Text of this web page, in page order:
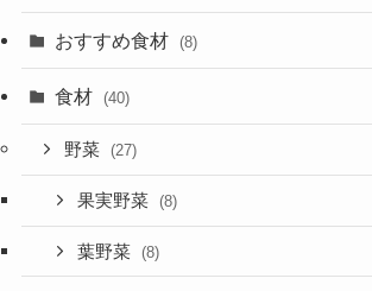
おすすめ食材 (8)
食材 (40)
野菜 (27)
果実野菜 (8)
葉野菜 (8)